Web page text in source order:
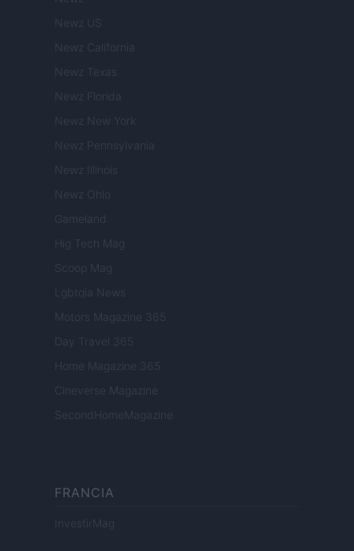
Newz US
Newz California
Newz Texas
Newz Florida
Newz New York
Newz Pennsylvania
Newz Illinois
Newz Ohio
Gameland
Hig Tech Mag
Scoop Mag
Lgbtqia News
Motors Magazine 365
Day Travel 365
Home Magazine 365
Cineverse Magazine
SecondHomeMagazine
FRANCIA
InvestirMag